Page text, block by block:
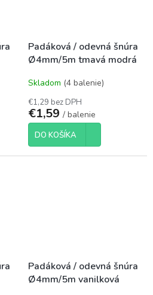
Padáková / odevná šnúra
Ø4mm/5m tmavá modrá
Skladom (4 balenie)
€1,29 bez DPH
€1,59 / balenie
DO KOŠÍKA
Padáková / odevná šnúra
Ø4mm/5m vanilková